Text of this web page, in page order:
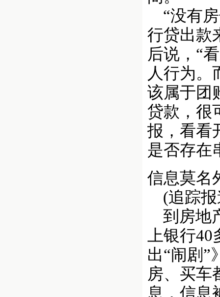
“没有房
行贷出款
后说，“
人行为。
该属于团
贷款，很
报，看看
是否存在
信息莫
(追踪报
到房地
上银行
出“闹剧”
房、买车
息，信息